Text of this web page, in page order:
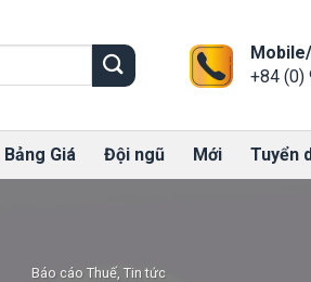
+84 (0)
Bảng Giá Đội ngũ Mới Tuyển
Báo cáo Thuế, Tin tức